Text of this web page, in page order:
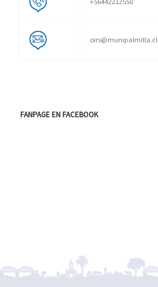
oirs@munipalmilla.cl
FANPAGE EN FACEBOOK